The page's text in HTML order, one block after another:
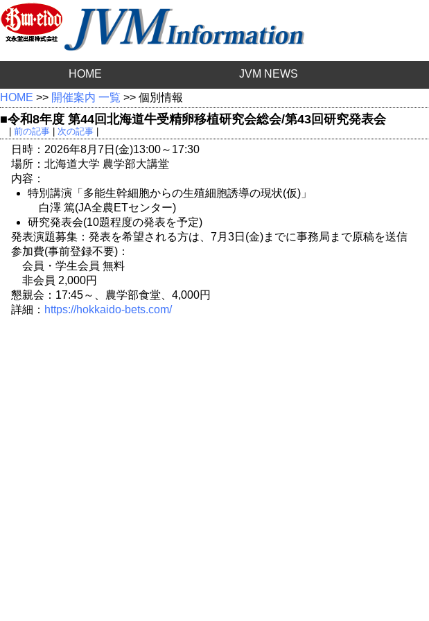
HOME JVM NEWS
HOME >> 開催案内 一覧 >> 個別情報
■令和8年度 第44回北海道牛受精卵移植研究会総会/第43回研究発表会
前の記事| 次の記事|
日時：2026年8月7日(金)13:00～17:30
場所：北海道大学 農学部大講堂
内容：
特別講演「多能生幹細胞からの生殖細胞誘導の現状(仮)」
白澤 篤(JA全農ETセンター)
研究発表会(10題程度の発表を予定)
発表演題募集：発表を希望される方は、7月3日(金)までに事務局まで原稿を送信
参加費(事前登録不要)：
会員・学生会員 無料
非会員 2,000円
懇親会：17:45～、農学部食堂、4,000円
詳細： https://hokkaido-bets.com/